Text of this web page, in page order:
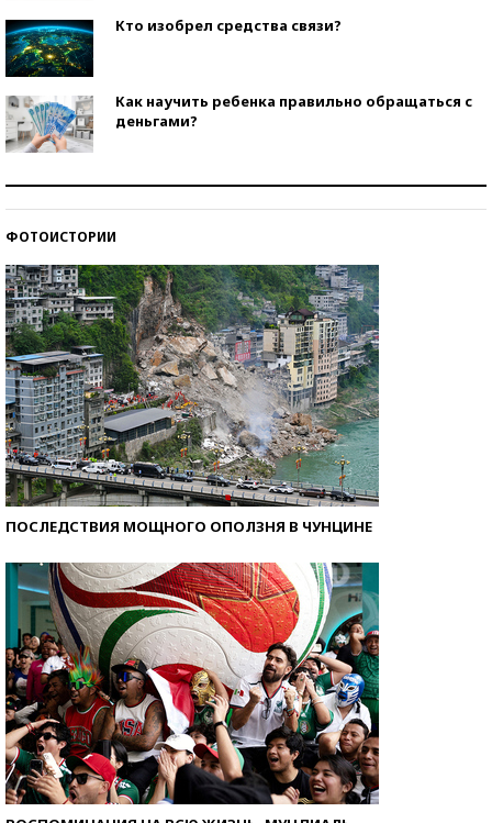
Кто изобрел средства связи?
Как научить ребенка правильно обращаться с
деньгами?
ФОТОИСТОРИИ
ПОСЛЕДСТВИЯ МОЩНОГО ОПОЛЗНЯ В ЧУНЦИНЕ